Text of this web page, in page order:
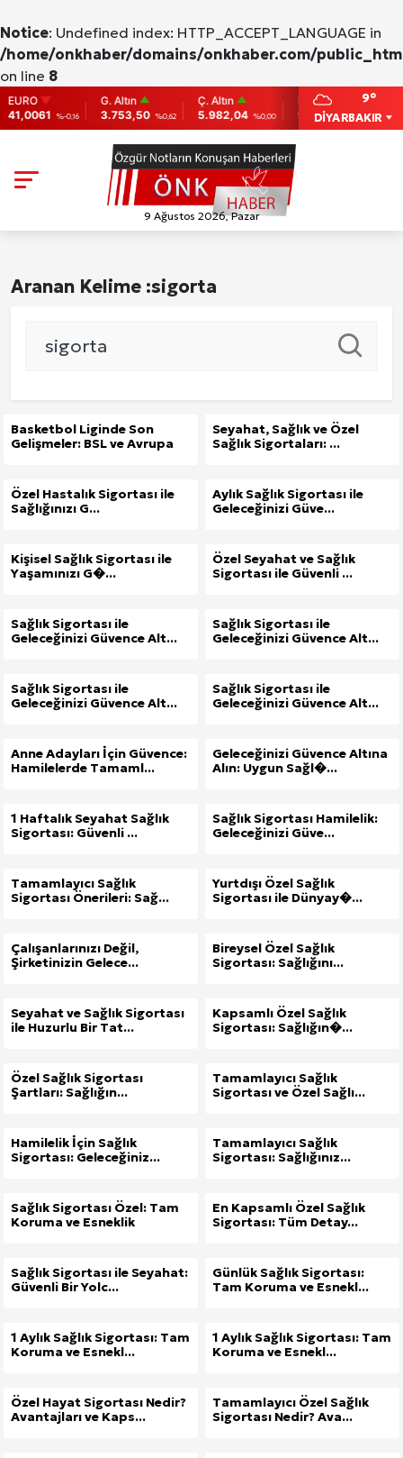
Notice: Undefined index: HTTP_ACCEPT_LANGUAGE in
/home/onkhaber/domains/onkhaber.com/
on line 8
%-0,16
G. Altın
3.753,50 %0,62
Ç. Altın
5.982,04 %0,00
BIST
9.775
0
BITCOIN
86,956.742
DİYARBAKIR
9°
9 Ağustos 2026, Pazar
Aranan Kelime :sigorta
Basketbol Liginde Son
Gelişmeler: BSL ve Avrupa
Seyahat, Sağlık ve Özel
Sağlık Sigortaları: ...
Özel Hastalık Sigortası ile
Sağlığınızı G...
Aylık Sağlık Sigortası ile
Geleceğinizi Güve...
Kişisel Sağlık Sigortası ile
Yaşamınızı G�...
Özel Seyahat ve Sağlık
Sigortası ile Güvenli ...
Sağlık Sigortası ile
Geleceğinizi Güvence Alt...
Sağlık Sigortası ile
Geleceğinizi Güvence Alt...
Sağlık Sigortası ile
Geleceğinizi Güvence Alt...
Sağlık Sigortası ile
Geleceğinizi Güvence Alt...
Anne Adayları İçin Güvence:
Hamilelerde Tamaml...
Geleceğinizi Güvence Altına
Alın: Uygun Sağl�...
1 Haftalık Seyahat Sağlık
Sigortası: Güvenli ...
Sağlık Sigortası Hamilelik:
Geleceğinizi Güve...
Tamamlayıcı Sağlık
Sigortası Önerileri: Sağ...
Yurtdışı Özel Sağlık
Sigortası ile Dünyay�...
Çalışanlarınızı Değil,
Şirketinizin Gelece...
Bireysel Özel Sağlık
Sigortası: Sağlığını...
Seyahat ve Sağlık Sigortası
ile Huzurlu Bir Tat...
Kapsamlı Özel Sağlık
Sigortası: Sağlığın�...
Özel Sağlık Sigortası
Şartları: Sağlığın...
Tamamlayıcı Sağlık
Sigortası ve Özel Sağlı...
Hamilelik İçin Sağlık
Sigortası: Geleceğiniz...
Tamamlayıcı Sağlık
Sigortası: Sağlığınız...
Sağlık Sigortası Özel: Tam
Koruma ve Esneklik
En Kapsamlı Özel Sağlık
Sigortası: Tüm Detay...
Sağlık Sigortası ile Seyahat:
Güvenli Bir Yolc...
Günlük Sağlık Sigortası:
Tam Koruma ve Esnekl...
1 Aylık Sağlık Sigortası: Tam
Koruma ve Esnekl...
1 Aylık Sağlık Sigortası: Tam
Koruma ve Esnekl...
Özel Hayat Sigortası Nedir?
Avantajları ve Kaps...
Tamamlayıcı Özel Sağlık
Sigortası Nedir? Ava...